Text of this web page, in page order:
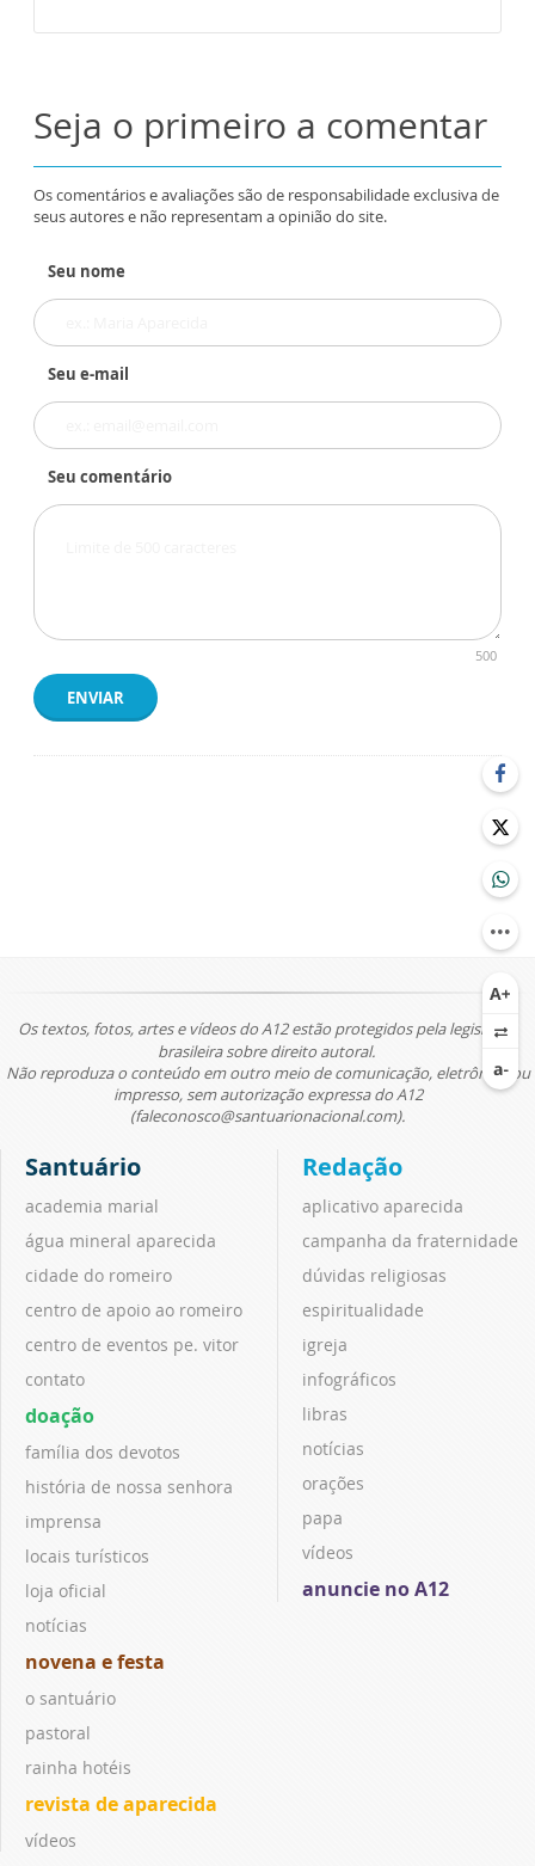
Seja o primeiro a comentar
Os comentários e avaliações são de responsabilidade exclusiva de
seus autores e não representam a opinião do site.
Seu nome
Seu e-mail
Seu comentário
500
ENVIAR
Os textos, fotos, artes e vídeos do A12 estão protegidos pela legislação
brasileira sobre direito autoral.
Não reproduza o conteúdo em outro meio de comunicação, eletrônico ou
impresso, sem autorização expressa do A12
(faleconosco@santuarionacional.com).
Santuário
academia marial
água mineral aparecida
cidade do romeiro
centro de apoio ao romeiro
centro de eventos pe. vitor
contato
doação
família dos devotos
história de nossa senhora
imprensa
locais turísticos
loja oficial
notícias
novena e festa
o santuário
pastoral
rainha hotéis
revista de aparecida
vídeos
Redação
aplicativo aparecida
campanha da fraternidade
dúvidas religiosas
espiritualidade
igreja
infográficos
libras
notícias
orações
papa
vídeos
anuncie no A12